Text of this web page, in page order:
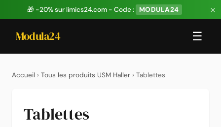
🎁 -20% sur limics24.com - Code : MODULA24 ×
Modula24 ☰
Accueil › Tous les produits USM Haller › Tablettes
Tablettes